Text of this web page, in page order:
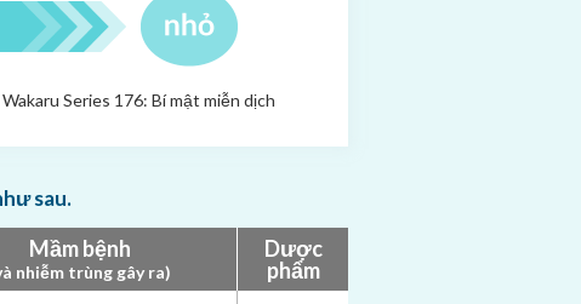
Series 176: Bí mật miễn dịch
sau.
Mầm bệnh
nhiễm trùng gây ra)
Dược
phẩm